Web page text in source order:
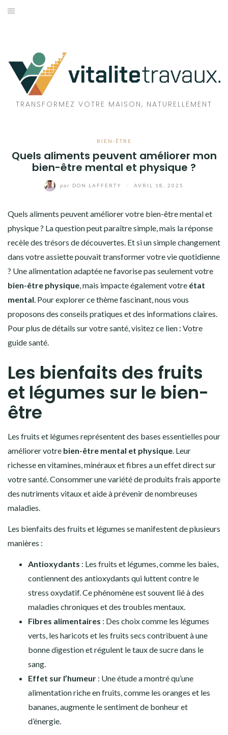
Aller
TRANSFORMEZ VOTRE MAISON, NATURELLEMENT
BIEN-ÊTRE
Quels aliments peuvent améliorer mon
bien-être mental et physique ?
par DON LAFFERTY AVRIL 18, 2025
Quels aliments peuvent améliorer votre bien-être mental et
physique ? La question peut paraître simple, mais la réponse
recèle des trésors de découvertes. Et si un simple changement
dans votre assiette pouvait transformer votre vie quotidienne
? Une alimentation adaptée ne favorise pas seulement votre
bien-être physique, mais impacte également votre état
mental. Pour explorer ce thème fascinant, nous vous
proposons des conseils pratiques et des informations claires.
Pour plus de détails sur votre santé, visitez ce lien : Votre
guide santé.
Les bienfaits des fruits
et légumes sur le bien-
être
Les fruits et légumes représentent des bases essentielles pour
améliorer votre bien-être mental et physique. Leur
richesse en vitamines, minéraux et fibres a un effet direct sur
votre santé. Consommer une variété de produits frais apporte
des nutriments vitaux et aide à prévenir de nombreuses
maladies.
Les bienfaits des fruits et légumes se manifestent de plusieurs
manières :
Antioxydants : Les fruits et légumes, comme les baies,
contiennent des antioxydants qui luttent contre le
stress oxydatif. Ce phénomène est souvent lié à des
maladies chroniques et des troubles mentaux.
Fibres alimentaires : Des choix comme les légumes
verts, les haricots et les fruits secs contribuent à une
bonne digestion et régulent le taux de sucre dans le
sang.
Effet sur l’humeur : Une étude a montré qu’une
alimentation riche en fruits, comme les oranges et les
bananes, augmente le sentiment de bonheur et
d’énergie.
ÉCOLOGIE
BIEN-ÊTRE